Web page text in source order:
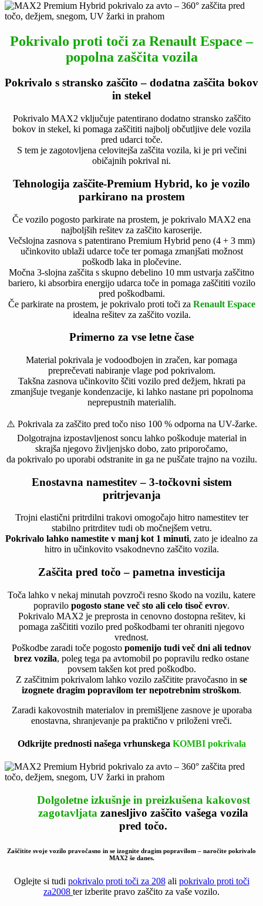
Pokrivalo proti toči za Renault Espace –
popolna zaščita vozila
Pokrivalo s stransko zaščito – dodatna zaščita bokov
in stekel
Pokrivalo MAX2 vključuje patentirano dodatno stransko zaščito
bokov in stekel, ki pomaga zaščititi najbolj občutljive dele vozila
pred udarci toče.
S tem je zagotovljena celovitejša zaščita vozila, ki je pri večini
običajnih pokrival ni.
Tehnologija zaščite-Premium Hybrid, ko je vozilo
parkirano na prostem
Če vozilo pogosto parkirate na prostem, je pokrivalo MAX2 ena
najboljših rešitev za zaščito karoserije.
Večslojna zasnova s patentirano Premium Hybrid peno (4 + 3 mm)
učinkovito ublaži udarce toče ter pomaga zmanjšati možnost
poškodb laka in pločevine.
Močna 3-slojna zaščita s skupno debelino 10 mm ustvarja zaščitno
bariero, ki absorbira energijo udarca toče in pomaga zaščititi vozilo
pred poškodbami.
Če parkirate na prostem, je pokrivalo proti toči za Renault Espace
idealna rešitev za zaščito vozila.
Primerno za vse letne čase
Material pokrivala je vodoodbojen in zračen, kar pomaga
preprečevati nabiranje vlage pod pokrivalom.
Takšna zasnova učinkovito ščiti vozilo pred dežjem, hkrati pa
zmanjšuje tveganje kondenzacije, ki lahko nastane pri popolnoma
neprepustnih materialih.
⚠️ Pokrivala za zaščito pred točo niso 100 % odporna na UV-žarke.
Dolgotrajna izpostavljenost soncu lahko poškoduje material in
skrajša njegovo življenjsko dobo, zato priporočamo,
da pokrivalo po uporabi odstranite in ga ne puščate trajno na vozilu.
Enostavna namestitev – 3-točkovni sistem
pritrjevanja
Trojni elastični pritrdilni trakovi omogočajo hitro namestitev ter
stabilno pritrditev tudi ob močnejšem vetru.
Pokrivalo lahko namestite v manj kot 1 minuti, zato je idealno za
hitro in učinkovito vsakodnevno zaščito vozila.
Zaščita pred točo – pametna investicija
Toča lahko v nekaj minutah povzroči resno škodo na vozilu, katere
popravilo pogosto stane več sto ali celo tisoč evrov.
Pokrivalo MAX2 je preprosta in cenovno dostopna rešitev, ki
pomaga zaščititi vozilo pred poškodbami ter ohraniti njegovo
vrednost.
Poškodbe zaradi toče pogosto pomenijo tudi več dni ali tednov
brez vozila, poleg tega pa avtomobil po popravilu redko ostane
povsem takšen kot pred poškodbo.
Z zaščitnim pokrivalom lahko vozilo zaščitite pravočasno in se
izognete dragim popravilom ter nepotrebnim stroškom.
Zaradi kakovostnih materialov in premišljene zasnove je uporaba
enostavna, shranjevanje pa praktično v priloženi vreči.
Odkrijte prednosti našega vrhunskega KOMBI pokrivala
Dolgoletne izkušnje in preizkušena kakovost
zagotavljata zanesljivo zaščito vašega vozila
pred točo.
Zaščitite svoje vozilo pravočasno in se izognite dragim popravilom – naročite pokrivalo
MAX2 še danes.
Oglejte si tudi pokrivalo proti toči za 208ali pokrivalo proti toči
za2008 ter izberite pravo zaščito za vaše vozilo.